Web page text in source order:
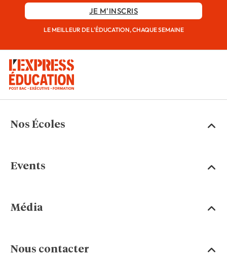
JE M'INSCRIS
LE MEILLEUR DE L'ÉDUCATION, CHAQUE SEMAINE
Nos Écoles
Events
Média
Nous contacter